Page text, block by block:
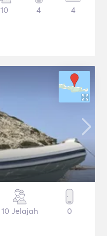
10 4 4
10 Jelajah 0